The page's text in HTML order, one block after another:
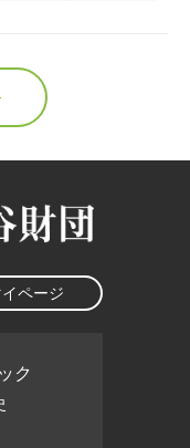
イページ
ク